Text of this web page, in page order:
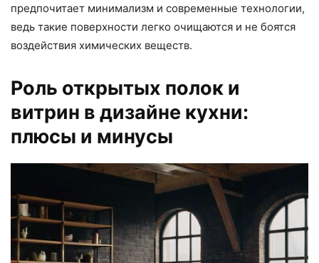
предпочитает минимализм и современные технологии,
ведь такие поверхности легко очищаются и не боятся
воздействия химических веществ.
Роль открытых полок и
витрин в дизайне кухни:
плюсы и минусы